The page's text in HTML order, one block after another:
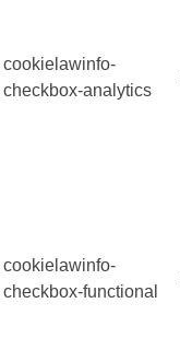
cookielawinfo-
checkbox-analytics
cookielawinfo-
checkbox-functional